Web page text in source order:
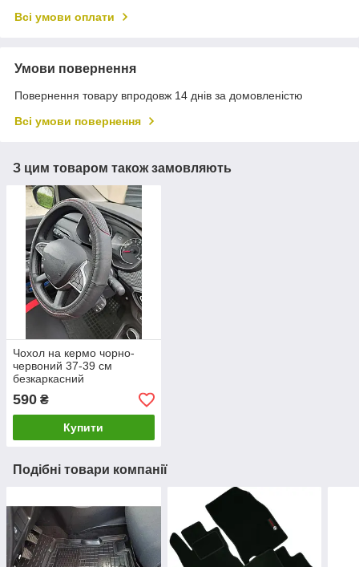
Всі умови оплати
Умови повернення
Повернення товару впродовж 14 днів за домовленістю
Всі умови повернення
З цим товаром також замовляють
Чохол на кермо чорно-
червоний 37-39 см
безкаркасний
590 ₴
Купити
Подібні товари компанії